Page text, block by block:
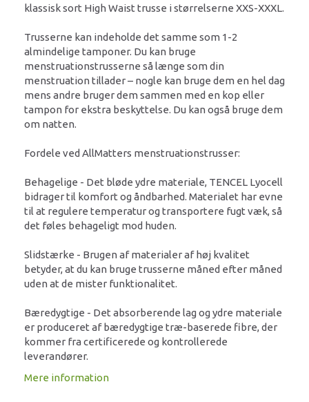
klassisk sort High Waist trusse i størrelserne XXS-XXXL.
Trusserne kan indeholde det samme som 1-2
almindelige tamponer. Du kan bruge
menstruationstrusserne så længe som din
menstruation tillader – nogle kan bruge dem en hel dag
mens andre bruger dem sammen med en kop eller
tampon for ekstra beskyttelse. Du kan også bruge dem
om natten.
Fordele ved AllMatters menstruationstrusser:
Behagelige - Det bløde ydre materiale, TENCEL Lyocell
bidrager til komfort og åndbarhed. Materialet har evne
til at regulere temperatur og transportere fugt væk, så
det føles behageligt mod huden.
Slidstærke - Brugen af materialer af høj kvalitet
betyder, at du kan bruge trusserne måned efter måned
uden at de mister funktionalitet.
Bæredygtige - Det absorberende lag og ydre materiale
er produceret af bæredygtige træ-baserede fibre, der
kommer fra certificerede og kontrollerede
leverandører.
Mere information